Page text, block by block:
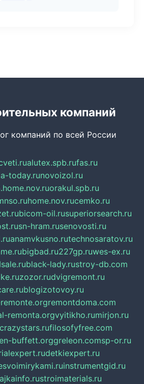
компаний
компаний по всей России
alutex.spb.rufas.ru
today.runovoizol.ru
orakul.spb.ru
home.nov.rucemko.ru
bicom-oil.rusuperiorsearch.ru
sn-hram.rusenovosti.ru
anamvkusno.rutechnosaratov.ru
bigbad.ru227gp.ruwes-ex.ru
black-lady.rustroy-db.com
zozor.rudvigremont.ru
blogizotovoy.ru
remontdoma.com
remonta.orgvyitikho.rumirjon.ru
filosofyfree.com
buffett.orggreleon.comsp-or.ru
detkiexpert.ru
instrumentgid.ru
stroimaterials.ru